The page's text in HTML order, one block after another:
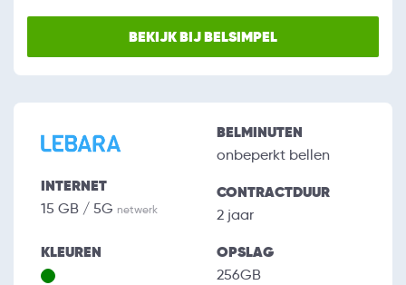
BEKIJK BIJ BELSIMPEL
INTERNET
15 GB / 5G netwerk
BELMINUTEN
onbeperkt bellen
CONTRACTDUUR
2 jaar
KLEUREN OPSLAG
256GB